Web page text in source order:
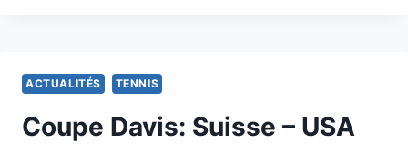
ÉLECTIONS
PRÉSIDENTIELLES
FRANCE
ACTUALITÉS TENNIS
Coupe Davis: Suisse – USA